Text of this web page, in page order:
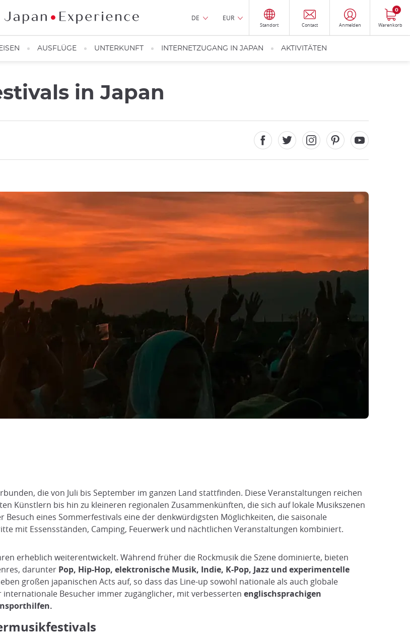
DE EUR
Standort Contact Anmelden Warenkorb
0
AUSFLÜGE UNTERKUNFT INTERNETZUGANG IN JAPAN AKTIVITÄTEN
in Japan
die von Juli bis September im ganzen Land stattfinden. Diese Veranstaltungen reichen
Künstlern bis hin zu kleineren regionalen Zusammenkünften, die sich auf lokale Musikszenen
eines Sommerfestivals eine der denkwürdigsten Möglichkeiten, die saisonale
mit Essensständen, Camping, Feuerwerk und nächtlichen Veranstaltungen kombiniert.
erheblich weiterentwickelt. Während früher die Rockmusik die Szene dominierte, bieten
darunter Pop, Hip-Hop, elektronische Musik, Indie, K-Pop, Jazz und experimentelle
großen japanischen Acts auf, so dass das Line-up sowohl nationale als auch globale
Besucher immer zugänglicher, mit verbesserten englischsprachigen